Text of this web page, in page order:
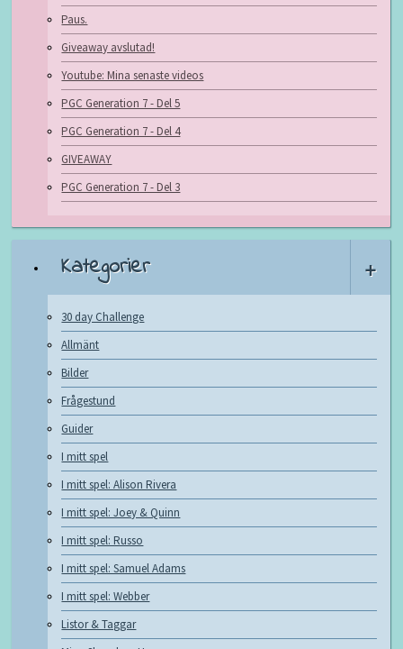
Paus.
Giveaway avslutad!
Youtube: Mina senaste videos
PGC Generation 7 - Del 5
PGC Generation 7 - Del 4
GIVEAWAY
PGC Generation 7 - Del 3
Kategorier +
30 day Challenge
Allmänt
Bilder
Frågestund
Guider
I mitt spel
I mitt spel: Alison Rivera
I mitt spel: Joey & Quinn
I mitt spel: Russo
I mitt spel: Samuel Adams
I mitt spel: Webber
Listor & Taggar